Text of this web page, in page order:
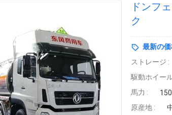
ドンフ
ク
最新の
ストレージ :
駆動ホイー
馬力 :
原産地 :